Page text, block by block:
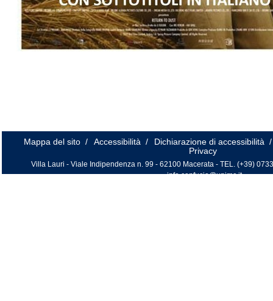
Mappa del sito / Accessibilità / Dichiarazione di accessibilità /
Privacy
Villa Lauri - Viale Indipendenza n. 99 - 62100 Macerata - TEL. (+39)
info.confucio@unimc.it